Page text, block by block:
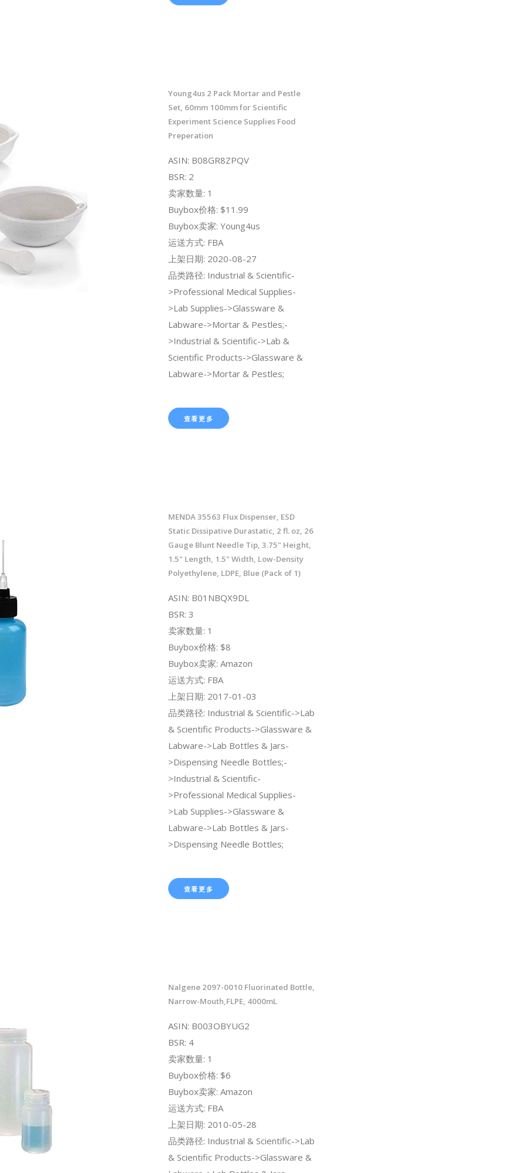
Young4us 2 Pack Mortar and Pestle
Set, 60mm 100mm for Scientific
Experiment Science Supplies Food
Preperation
ASIN: B08GR8ZPQV
BSR: 2
卖家数量: 1
Buybox价格: $11.99
Buybox卖家: Young4us
运送方式: FBA
上架日期: 2020-08-27
品类路径: Industrial & Scientific-
>Professional Medical Supplies-
>Lab Supplies->Glassware &
Labware->Mortar & Pestles;-
>Industrial & Scientific->Lab &
Scientific Products->Glassware &
Labware->Mortar & Pestles;
查看更多
MENDA 35563 Flux Dispenser, ESD
Static Dissipative Durastatic, 2 fl. oz, 26
Gauge Blunt Needle Tip, 3.75" Height,
1.5" Length, 1.5" Width, Low-Density
Polyethylene, LDPE, Blue (Pack of 1)
ASIN: B01NBQX9DL
BSR: 3
卖家数量: 1
Buybox价格: $8
Buybox卖家: Amazon
运送方式: FBA
上架日期: 2017-01-03
品类路径: Industrial & Scientific->Lab
& Scientific Products->Glassware &
Labware->Lab Bottles & Jars-
>Dispensing Needle Bottles;-
>Industrial & Scientific-
>Professional Medical Supplies-
>Lab Supplies->Glassware &
Labware->Lab Bottles & Jars-
>Dispensing Needle Bottles;
查看更多
Nalgene 2097-0010 Fluorinated Bottle,
Narrow-Mouth,FLPE, 4000mL
ASIN: B003OBYUG2
BSR: 4
卖家数量: 1
Buybox价格: $6
Buybox卖家: Amazon
运送方式: FBA
上架日期: 2010-05-28
品类路径: Industrial & Scientific->Lab
& Scientific Products->Glassware &